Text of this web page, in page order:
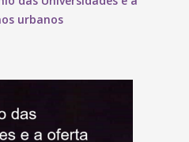
urbanos